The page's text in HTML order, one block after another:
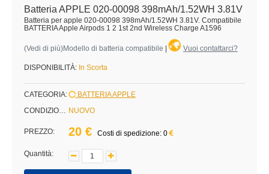
Batteria APPLE 020-00098 398mAh/1.52WH 3.81V
Batteria per apple 020-00098 398mAh/1.52WH 3.81V. Compatibile
BATTERIA Apple Airpods 1 2 1st 2nd Wireless Charge A1596
(Vedi di più)Modello di batteria compatibile Vuoi contattarci?
DISPONIBILITÀ: In Scorta
CATEGORIA:
BATTERIA APPLE
CONDIZIONE: NUOVO
PREZZO: 20 € Costi di spedizione: 0
Quantità: